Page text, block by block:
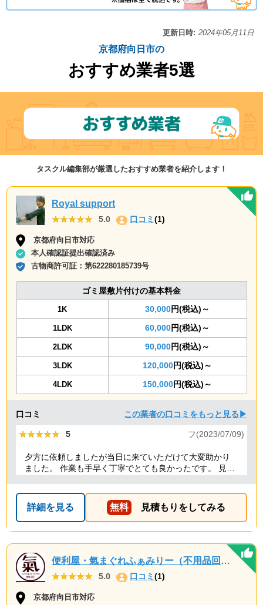
更新日時: 2024年05月11日
京都府向日市の
おすすめ業者5選
タスクル編集部が厳選したおすすめ業者を紹介します！
Royal support
★★★★★
★★★★★ 5.0 口コミ(1)
京都府向日市対応
本人確認証提出確認済み
古物商許可証：第622280185739号
ゴミ屋敷片付けの基本料金
1K 30,000円(税込)～
1LDK 60,000円(税込)～
2LDK 90,000円(税込)～
3LDK 120,000円(税込)～
4LDK 150,000円(税込)～
口コミ この業者の口コミをもっと見る▶
★★★★★
★★★★★ 5 フ(2023/07/09)
夕方に依頼しましたが当日に来ていただけて大変助かり
ました。 作業も手早く丁寧でとても良かったです。 見積
ございました。
詳細を見る 無料 見積もりをしてみる
便利屋・氣まぐれふぁみりー（不用品回収・遺品整理・お墓参り代行等、幅広く対応しております）
★★★★★
★★★★★ 5.0 口コミ(1)
京都府向日市対応